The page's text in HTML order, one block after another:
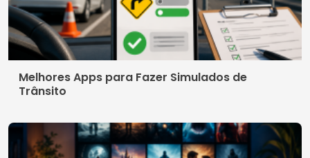
Melhores Apps para Fazer Simulados de
Trânsito